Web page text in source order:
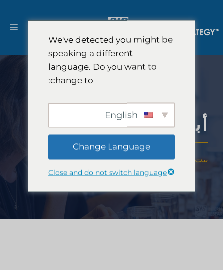
المحتوى
أبحاث السوق الحسية
بيت خبرة-الصناعات-أبحاث السوق الحسية
We've detected you might be
speaking a different
language. Do you want to
change to:
Change Language
Close and do not switch language